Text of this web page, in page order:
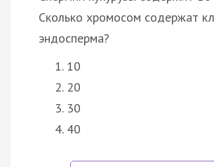
Сколько хромосом содержат
эндосперма?
10
20
30
40